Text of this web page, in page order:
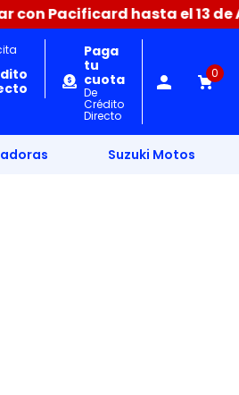
Pacificard hasta el 13 de
Paga
tu
cuota
De
Crédito
Directo
0
Suzuki Motos